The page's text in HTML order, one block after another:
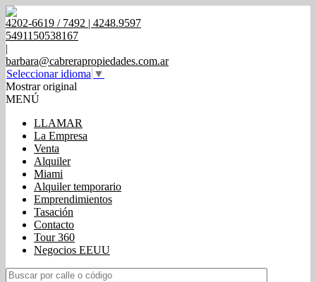
4202-6619 / 7492 | 4248.9597
5491150538167
|
barbara@cabrerapropiedades.com.ar
Seleccionar idioma ▼
Mostrar original
MENÚ
LLAMAR
La Empresa
Venta
Alquiler
Miami
Alquiler temporario
Emprendimientos
Tasación
Contacto
Tour 360
Negocios EEUU